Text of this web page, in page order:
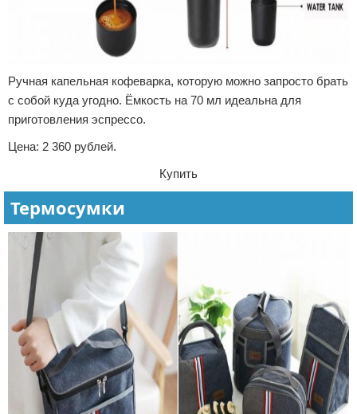
Ручная капельная кофеварка, которую можно запросто брать
с собой куда угодно. Ёмкость на 70 мл идеальна для
приготовления эспрессо.
Цена: 2 360 рублей.
Купить
Термосумки